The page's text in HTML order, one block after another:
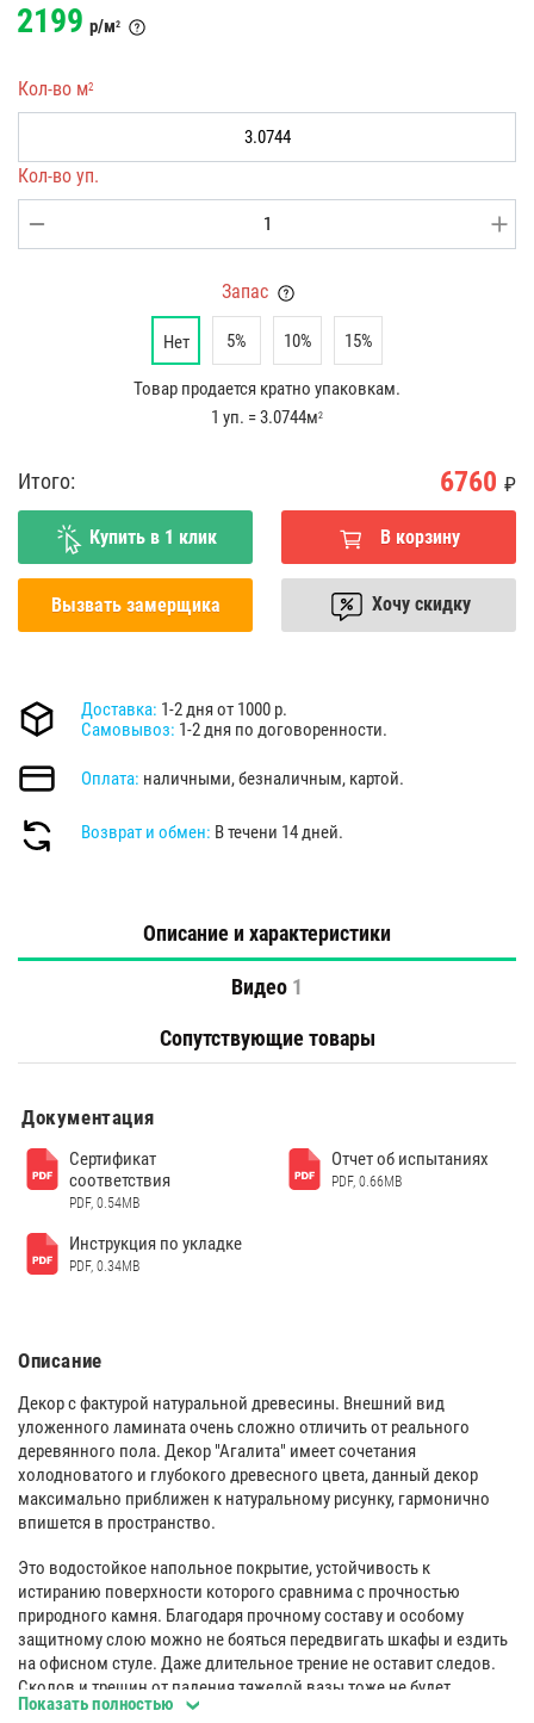
2199 р/м2
Кол-во м2
Кол-во уп.
Запас
Нет 5% 10% 15%
Товар продается кратно упаковкам.
1 уп. = 3.0744м2
Итого: 6760 ₽
Купить в 1 клик В корзину
Вызвать замерщика Хочу скидку
Доставка: 1-2 дня от 1000 р.
Самовывоз: 1-2 дня по договоренности.
Оплата: наличными, безналичным, картой.
Возврат и обмен: В течени 14 дней.
Описание и характеристики
Видео 1
Сопутствующие товары
Документация
Сертификат
соответствия
PDF, 0.54MB
Отчет об испытаниях
PDF, 0.66MB
Инструкция по укладке
PDF, 0.34MB
Описание
Декор с фактурой натуральной древесины. Внешний вид
уложенного ламината очень сложно отличить от реального
деревянного пола. ​Декор "Агалита" имеет сочетания
холодноватого и глубокого древесного цвета, данный декор
максимально приближен к натуральному рисунку, гармонично
впишется в пространство.
Это водостойкое напольное покрытие, устойчивость к
истиранию поверхности которого сравнима с прочностью
природного камня. Благодаря прочному составу и особому
защитному слою можно не бояться передвигать шкафы и ездить
на офисном стуле. Даже длительное трение не оставит следов.
Сколов и трещин от падения тяжелой вазы тоже не будет.
Абсолютно водостойкое напольное покрытие.
Показать полностью